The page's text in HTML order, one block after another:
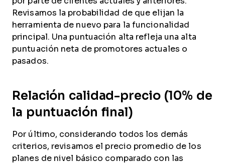
Revisamos la probabilidad de que elijan la
herramienta de nuevo para la funcionalidad
principal. Una puntuación alta refleja una alta
puntuación neta de promotores actuales o
pasados.
Relación calidad-precio (10% de
la puntuación final)
Por último, considerando todos los demás
criterios, revisamos el precio promedio de los
planes de nivel básico comparado con las